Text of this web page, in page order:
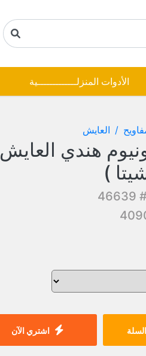
الأدوات المنزلـــــــــــــية
العايش
هندي العايش
اشتري الآن